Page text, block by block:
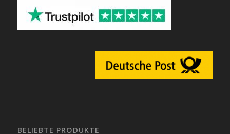
BELIEBTE PRODUKTE